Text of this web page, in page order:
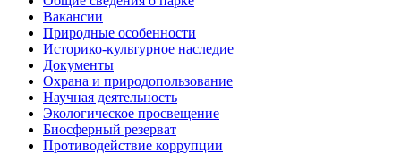
Вакансии
Природные особенности
Историко-культурное наследие
Документы
Охрана и природопользование
Научная деятельность
Экологическое просвещение
Биосферный резерват
Противодействие коррупции